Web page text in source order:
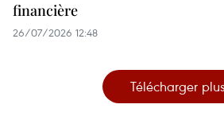
financière
26/07/2026 12:48
Télécharger plus